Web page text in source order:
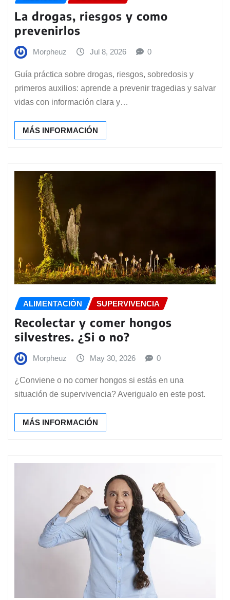
La drogas, riesgos y como
prevenirlos
Morpheuz Jul 8, 2026 0
Guía práctica sobre drogas, riesgos, sobredosis y
primeros auxilios: aprende a prevenir tragedias y salvar
vidas con información clara y…
MÁS INFORMACIÓN
ALIMENTACIÓN SUPERVIVENCIA
Recolectar y comer hongos
silvestres. ¿Si o no?
Morpheuz May 30, 2026 0
¿Conviene o no comer hongos si estás en una
situación de supervivencia? Averigualo en este post.
MÁS INFORMACIÓN